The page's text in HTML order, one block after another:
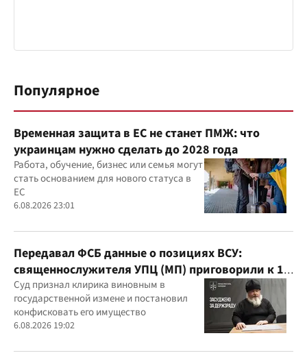
Популярное
Временная защита в ЕС не станет ПМЖ: что
украинцам нужно сделать до 2028 года
Работа, обучение, бизнес или семья могут
стать основанием для нового статуса в
ЕС
6.08.2026 23:01
Передавал ФСБ данные о позициях ВСУ:
священнослужителя УПЦ (МП) приговорили к 15
годам
Суд признал клирика виновным в
государственной измене и постановил
конфисковать его имущество
6.08.2026 19:02